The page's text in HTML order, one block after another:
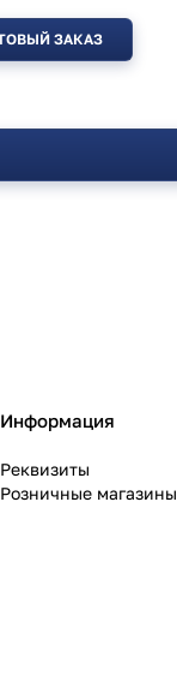
ЗАКАЗ
Информация
Реквизиты
Розничные магазины